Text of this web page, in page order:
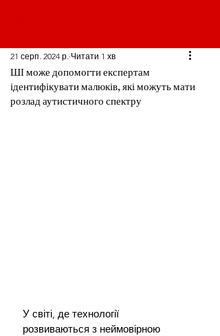
ШІ може допомогти експертам
ідентифікувати малюків, які можуть мати
розлад аутистичного спектру
21 серп. 2024 р. Читати 1 хв
У світі, де технології
розвиваються з неймовірною